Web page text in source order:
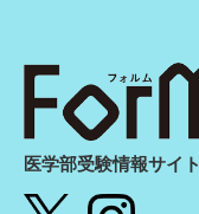
医学部受験情報サイト